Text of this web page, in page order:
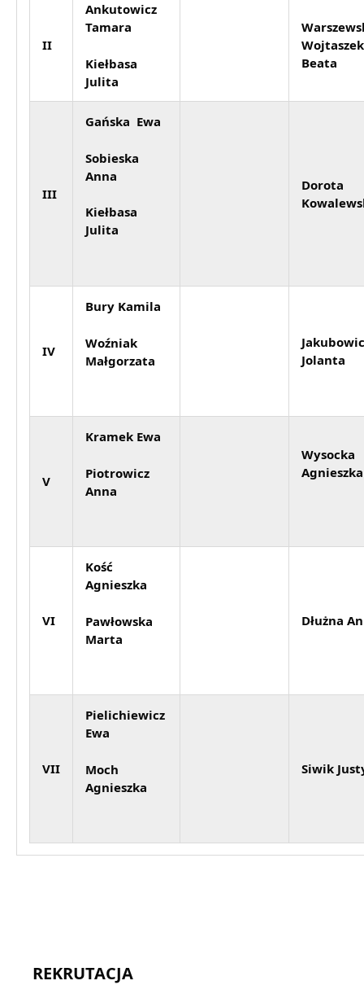
REKRUTACJA
II
Ankutowicz
Tamara
Kiełbasa
Julita
Wojtaszek
Beata
III
Gańska Ewa
Sobieska
Anna
Kiełbasa
Julita
Dorota
IV
Bury Kamila
Woźniak
Małgorzata
Jolanta
V
Kramek Ewa
Piotrowicz
Anna
Wysocka
Agnieszka
VI
Kość
Agnieszka
Pawłowska
Marta
Dłużna
VII
Pielichiewicz
Ewa
Moch
Agnieszka
Siwik